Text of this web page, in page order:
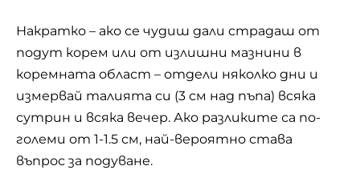
Накратко – ако се чудиш дали страдаш от
подут корем или от излишни мазнини в
коремната област – отдели няколко дни и
измервай талията си (3 см над пъпа) всяка
сутрин и всяка вечер. Ако разликите са по-
големи от 1-1.5 см, най-вероятно става
въпрос за подуване.